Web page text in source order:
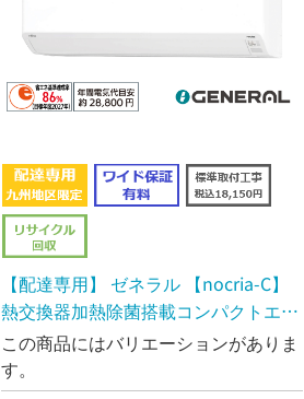
【配達専用】 ゼネラル 【nocria-C】
熱交換器加熱除菌搭載コンパクトエア
コン 2.8kw
この商品にはバリエーションがありま
す。